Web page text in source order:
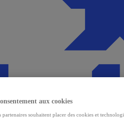
aux cookies
partenaires souhaitent placer des cookies et